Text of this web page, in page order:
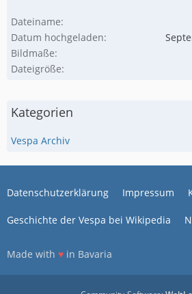
Dateiname
Datum hochgeladen
Bildmaße
Dateigröße
Kategorien
Vespa Archiv
Datenschutzerklärung Impressum
Geschichte der Vespa bei Wikipedia
Made with ♥ in Bavaria